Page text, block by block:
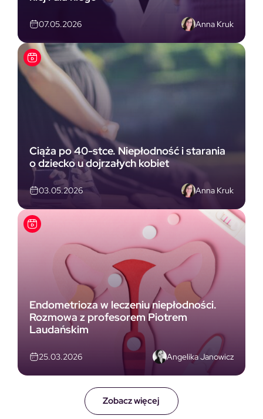
Zobacz więcej
07.05.2026 Anna Kruk
Ciąża po 40-stce. Niepłodność i starania
o dziecko u dojrzałych kobiet
03.05.2026 Anna Kruk
Endometrioza w leczeniu niepłodności.
Rozmowa z profesorem Piotrem
Laudańskim
25.03.2026 Angelika Janowicz